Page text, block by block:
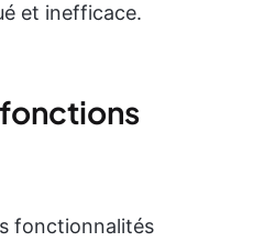
et inefficace.
fonctionnalités